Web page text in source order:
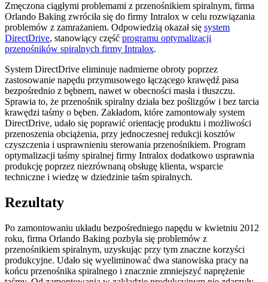
Zmęczona ciągłymi problemami z przenośnikiem spiralnym, firma
Orlando Baking zwróciła się do firmy Intralox w celu rozwiązania
problemów z zamrażaniem. Odpowiedzią okazał się system
DirectDrive, stanowiący część programu optymalizacji
przenośników spiralnych firmy Intralox.
System DirectDrive eliminuje nadmierne obroty poprzez
zastosowanie napędu przymusowego łączącego krawędź pasa
bezpośrednio z bębnem, nawet w obecności masła i tłuszczu.
Sprawia to, że przenośnik spiralny działa bez poślizgów i bez tarcia
krawędzi taśmy o bęben. Zakładom, które zamontowały system
DirectDrive, udało się poprawić orientację produktu i możliwości
przenoszenia obciążenia, przy jednoczesnej redukcji kosztów
czyszczenia i usprawnieniu sterowania przenośnikiem. Program
optymalizacji taśmy spiralnej firmy Intralox dodatkowo usprawnia
produkcję poprzez niezrównaną obsługę klienta, wsparcie
techniczne i wiedzę w dziedzinie taśm spiralnych.
Rezultaty
Po zamontowaniu układu bezpośredniego napędu w kwietniu 2012
roku, firma Orlando Baking pozbyła się problemów z
przenośnikiem spiralnym, uzyskując przy tym znaczne korzyści
produkcyjne. Udało się wyeliminować dwa stanowiska pracy na
końcu przenośnika spiralnego i znacznie zmniejszyć naprężenie